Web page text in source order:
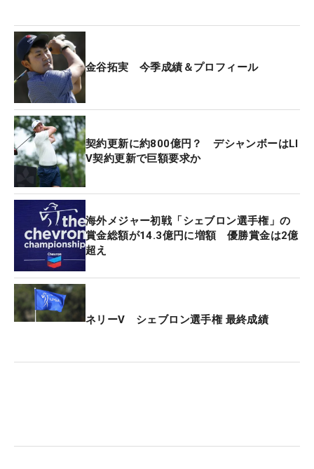
金谷拓実 今季成績＆プロフィール
契約更新に約800億円？ デシャンボーはLI
V契約更新で巨額要求か
海外メジャー初戦「シェブロン選手権」の
賞金総額が14.3億円に増額 優勝賞金は2億
超え
ネリーV シェブロン選手権 最終成績